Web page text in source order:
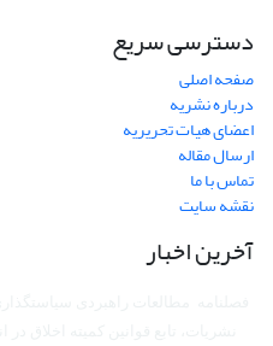
دسترسی سریع
صفحه اصلی
درباره نشریه
اعضای هیات تحریریه
ارسال مقاله
تماس با ما
نقشه سایت
آخرین اخبار